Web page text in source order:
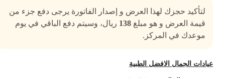
لتأكيد حجزك لهذا العرض و إصدار الفاتورة يرجى دفع جزء من
قيمة العرض و هو مبلغ138 ريال، وسيتم دفع الباقي في يوم
موعدك في المركز.
الجمال الافضل الطبية